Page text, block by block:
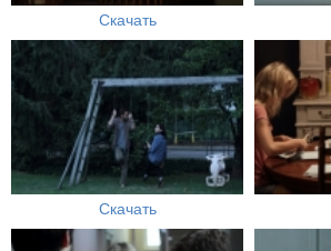
Скачать
Скачать